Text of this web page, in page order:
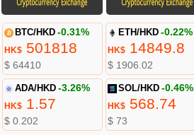
BTC/HKD -0.31%
HK$501818
$ 64410
ETH/HKD -0.22%
HK$ 14849.8
$ 1906.02
ADA/HKD -3.26%
HK$1.57
$ 0.202
SOL/HKD -0.46%
HK$ 568.74
$ 73